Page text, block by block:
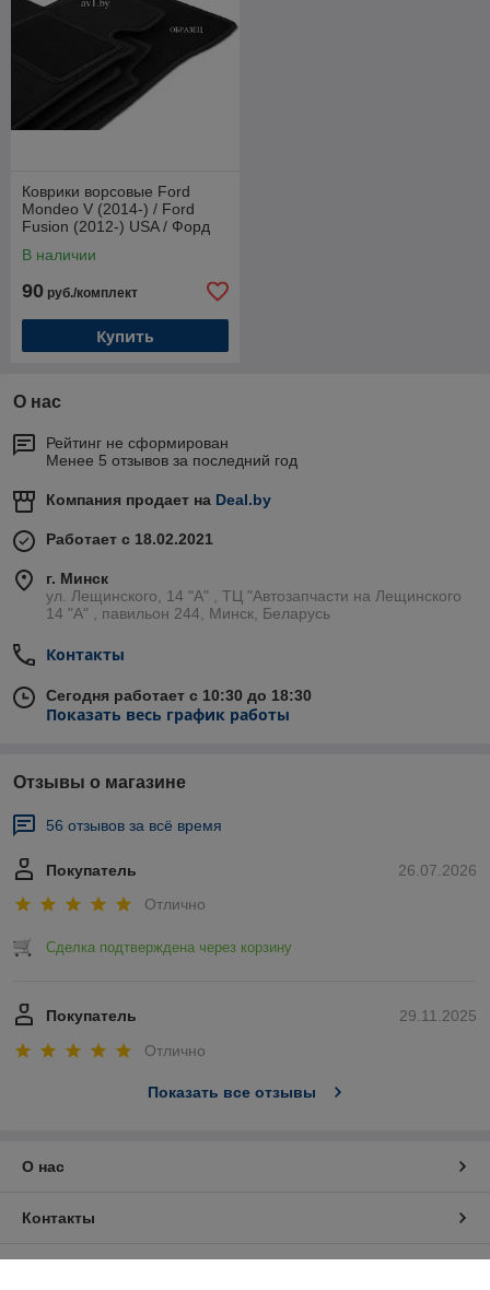
Коврики ворсовые Ford
Mondeo V (2014-) / Ford
Fusion (2012-) USA / Форд
В наличии
90 руб./комплект
Купить
О нас
Рейтинг не сформирован
Менее 5 отзывов за последний год
Компания продает на Deal.by
Работает с 18.02.2021
г. Минск
ул. Лещинского, 14 "А" , ТЦ "Автозапчасти на Лещинcкого
14 "A" , павильон 244, Минск, Беларусь
Контакты
Сегодня работает с 10:30 до 18:30
Показать весь график работы
Отзывы о магазине
56 отзывов за всё время
26.07.2026
Покупатель
Отлично
Сделка подтверждена через корзину
29.11.2025
Покупатель
Отлично
Показать все отзывы
О нас
Контакты